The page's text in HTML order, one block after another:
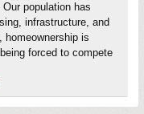
population has
infrastructure, and
homeownership is
forced to compete